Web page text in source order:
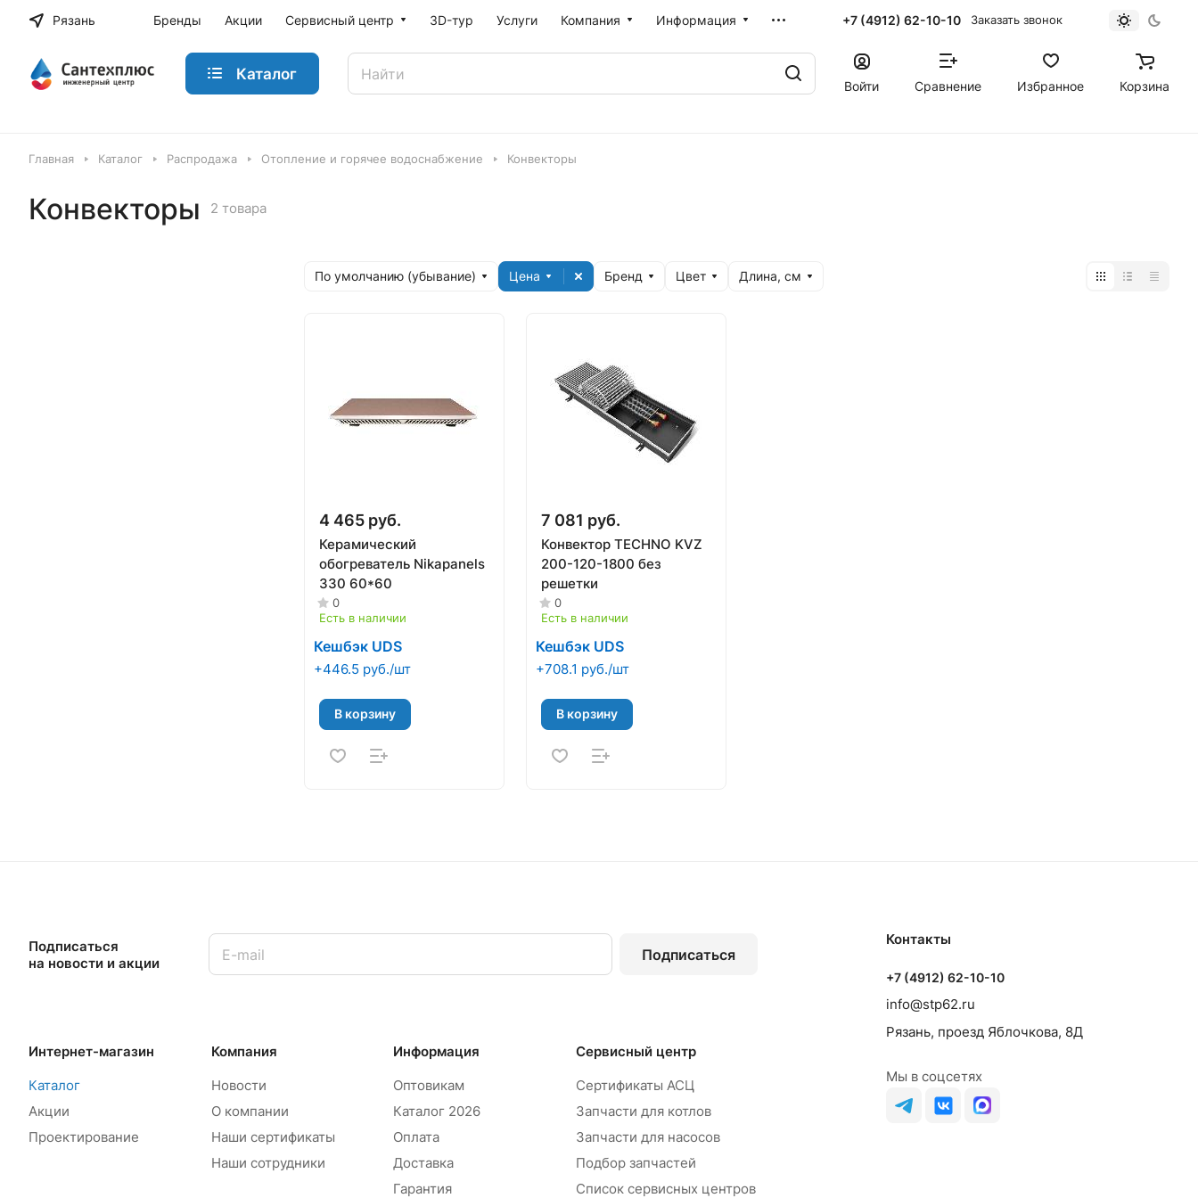
Рязань Бренды Акции Сервисный центр 3D-тур Услуги Компания Информация +7 (4912) 62-10-10 Заказать звонок
Каталог
Войти Сравнение Избранное Корзина
Главная Каталог Распродажа Отопление и горячее водоснабжение Конвекторы
Конвекторы 2 товара
По умолчанию (убывание) Цена Бренд Цвет Длина, см
4 465 руб.
Керамический
обогреватель Nikapanels
330 60*60
0
Есть в наличии
Кешбэк UDS
+446.5 руб./шт
В корзину
7 081 руб.
Конвектор TECHNO KVZ
200-120-1800 без
решетки
0
Есть в наличии
Кешбэк UDS
+708.1 руб./шт
В корзину
Подписаться
на новости и акции
Подписаться
Интернет-магазин
Каталог
Акции
Проектирование
Компания
Новости
О компании
Наши сертификаты
Наши сотрудники
Информация
Оптовикам
Каталог 2026
Оплата
Доставка
Гарантия
Сервисный центр
Сертификаты АСЦ
Запчасти для котлов
Запчасти для насосов
Подбор запчастей
Список сервисных центров
Контакты
+7 (4912) 62-10-10
info@stp62.ru
Рязань, проезд Яблочкова, 8Д
Мы в соцсетях